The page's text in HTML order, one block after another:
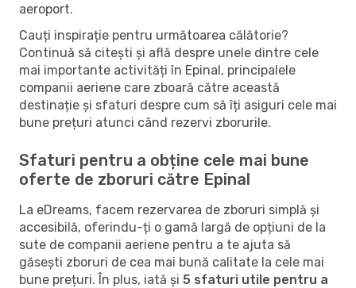
aeroport.
Cauți inspirație pentru următoarea călătorie?
Continuă să citești și află despre unele dintre cele
mai importante activități în Epinal, principalele
companii aeriene care zboară către această
destinație și sfaturi despre cum să îți asiguri cele mai
bune prețuri atunci când rezervi zborurile.
Sfaturi pentru a obține cele mai bune
oferte de zboruri către Epinal
La eDreams, facem rezervarea de zboruri simplă și
accesibilă, oferindu-ți o gamă largă de opțiuni de la
sute de companii aeriene pentru a te ajuta să
găsești zboruri de cea mai bună calitate la cele mai
bune prețuri. În plus, iată și 5 sfaturi utile pentru a